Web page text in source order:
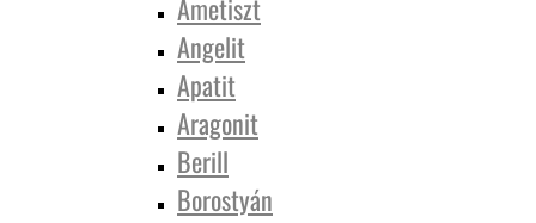
Ametiszt
Angelit
Apatit
Aragonit
Berill
Borostyán